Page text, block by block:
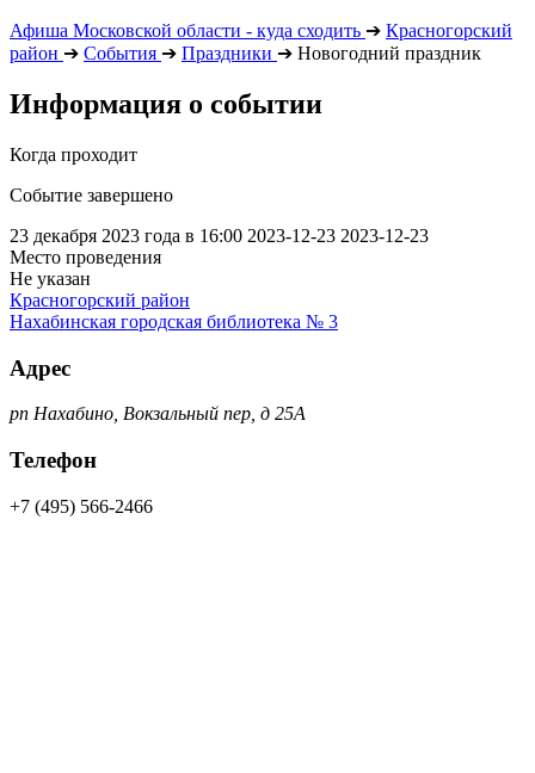
Афиша Московской области - куда сходить ➔ Красногорский
район ➔ События ➔ Праздники ➔ Новогодний праздник
Информация о событии
Когда проходит
Событие завершено
23 декабря 2023 года в 16:00 2023-12-23 2023-12-23
Место проведения
Не указан
Красногорский район
Нахабинская городская библиотека № 3
Адрес
рп Нахабино, Вокзальный пер, д 25А
Телефон
+7 (495) 566-2466